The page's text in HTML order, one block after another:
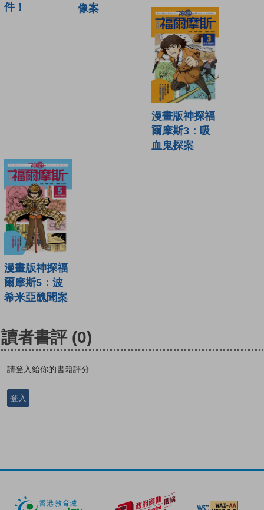
件！
像案
漫畫版神探福
爾摩斯3：吸
血鬼探案
漫畫版神探福
爾摩斯5：波
希米亞醜聞案
讀者書評 (0)
請登入給你的書籍評分
登入